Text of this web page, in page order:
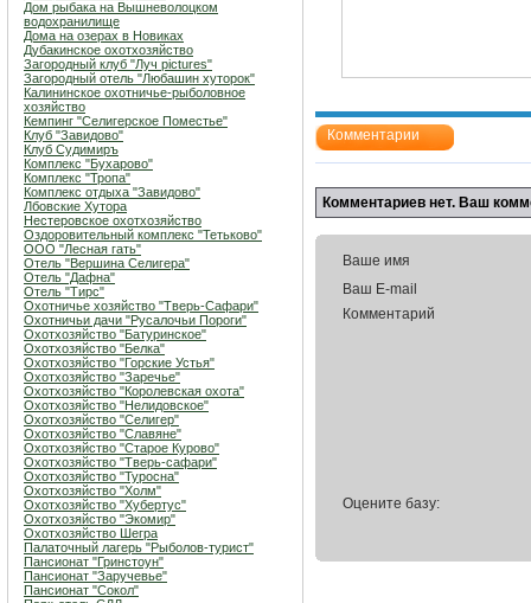
Дом рыбака на Вышневолоцком
водохранилище
Дома на озерах в Новиках
Дубакинское охотхозяйство
Загородный клуб "Луч pictures"
Загородный отель "Любашин хуторок"
Калининское охотничье-рыболовное
хозяйство
Кемпинг "Селигерское Поместье"
Клуб "Завидово"
Клуб Судимиръ
Комплекс "Бухарово"
Комплекс "Тропа"
Комплекс отдыха "Завидово"
Лбовские Хутора
Нестеровское охотхозяйство
Оздоровительный комплекс "Тетьково"
ООО "Лесная гать"
Отель "Вершина Селигера"
Отель "Дафна"
Отель "Тирс"
Охотничье хозяйство "Тверь-Сафари"
Охотничьи дачи "Русалочьи Пороги"
Охотхозяйство "Батуринское"
Охотхозяйство "Белка"
Охотхозяйство "Горские Устья"
Охотхозяйство "Заречье"
Охотхозяйство "Королевская охота"
Охотхозяйство "Нелидовское"
Охотхозяйство "Селигер"
Охотхозяйство "Славяне"
Охотхозяйство "Старое Курово"
Охотхозяйство "Тверь-сафари"
Охотхозяйство "Туросна"
Охотхозяйство "Холм"
Охотхозяйство "Хубертус"
Охотхозяйство "Экомир"
Охотхозяйство Шегра
Палаточный лагерь "Рыболов-турист"
Пансионат "Гринстоун"
Пансионат "Заручевье"
Пансионат "Сокол"
Комментарии
Комментариев нет. Ваш
Ваше имя
Ваш E-mail
Комментарий
Оцените базу: